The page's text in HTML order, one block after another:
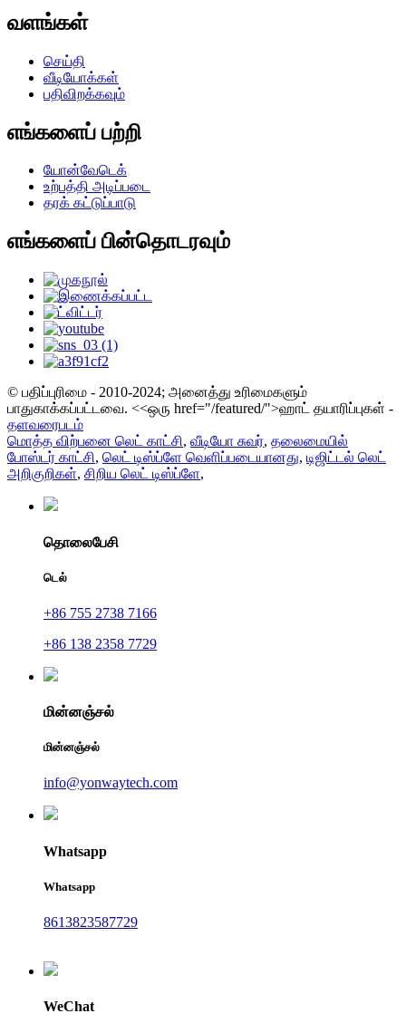
வளங்கள்
செய்தி
வீடியோக்கள்
பதிவிறக்கவும்
எங்களைப் பற்றி
யோன்வேடெக்
உற்பத்தி அடிப்படை
தரக் கட்டுப்பாடு
எங்களைப் பின்தொடரவும்
© பதிப்புரிமை - 2010-2024; அனைத்து உரிமைகளும்
பாதுகாக்கப்பட்டவை. <<ஒரு href="/featured/">ஹாட் தயாரிப்புகள் -
தளவரைபடம்
மொத்த விற்பனை லெட் காட்சி, வீடியோ சுவர், தலைமையில்
போஸ்டர் காட்சி, லெட் டிஸ்ப்ளே வெளிப்படையானது, டிஜிட்டல் லெட்
அறிகுறிகள், சிறிய லெட் டிஸ்ப்ளே,
தொலைபேசி
டெல்
+86 755 2738 7166
+86 138 2358 7729
மின்னஞ்சல்
மின்னஞ்சல்
info@yonwaytech.com
Whatsapp
Whatsapp
8613823587729
WeChat